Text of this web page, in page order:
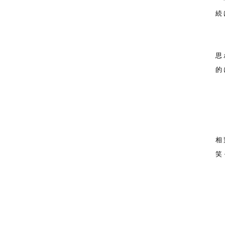
続
思
的
相
笑